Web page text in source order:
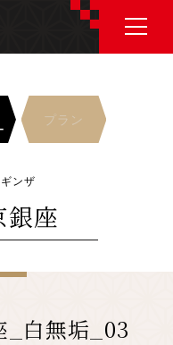
イト
プラン
ンザ
座
白無垢_03